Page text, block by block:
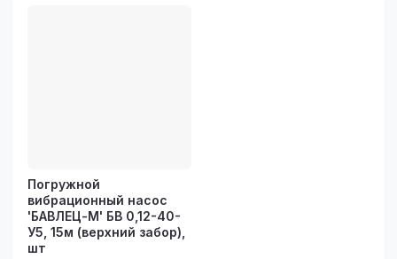
Погружной
вибрационный насос
'БАВЛЕЦ-М' БВ 0,12-40-
У5, 15м (верхний забор),
шт